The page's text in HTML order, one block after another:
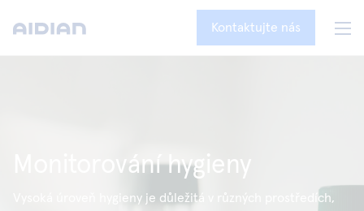
Kontaktujte nás
Monitorování hygieny
Vysoká úroveň hygieny je důležitá v různých prostředích,